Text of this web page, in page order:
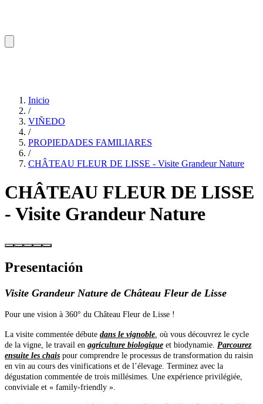
Inicio
/
VIÑEDO
/
PROPIEDADES FAMILIARES
/
CHÂTEAU FLEUR DE LISSE - Visite Grandeur Nature
CHÂTEAU FLEUR DE LISSE
- Visite Grandeur Nature
Presentación
Visite Grandeur Nature de Château Fleur de Lisse
Pour une vision à 360° du Château Fleur de Lisse !
La visite commentée débute dans le vignoble, où vous découvrez le cycle
de la vigne, le travail en agriculture biologique et biodynamie. Parcourez
ensuite les chais pour comprendre le processus de transformation du raisin
en vin au cours des vinifications et de l’élevage. Terminez avec la
dégustation commentée de trois millésimes. Une expérience privilégiée,
conviviale et « family-friendly ».